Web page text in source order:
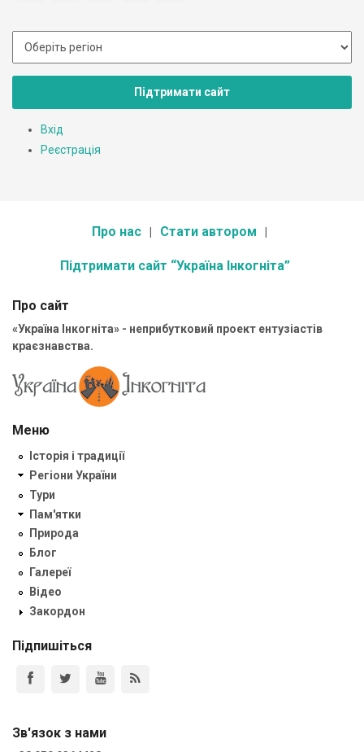
Підтримати сайт
Вхід
Реєстрація
Про нас Стати автором
Підтримати сайт “Україна Інкогніта”
Про сайт
«Україна Інкогніта» - неприбутковий проект ентузіастів
краєзнавства.
Меню
Історія і традиції
Регіони України
Тури
Пам'ятки
Природа
Блог
Галереї
Відео
Закордон
Підпишіться
Зв'язок з нами